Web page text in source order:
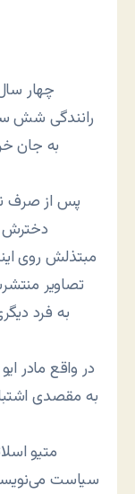
چهار
رانندگی شش
به جان
پس از صرف
دخترش
مبتذلش روی
تصاویر
به فرد
در واقع مادر
به مقصدی
متیو
سیاست